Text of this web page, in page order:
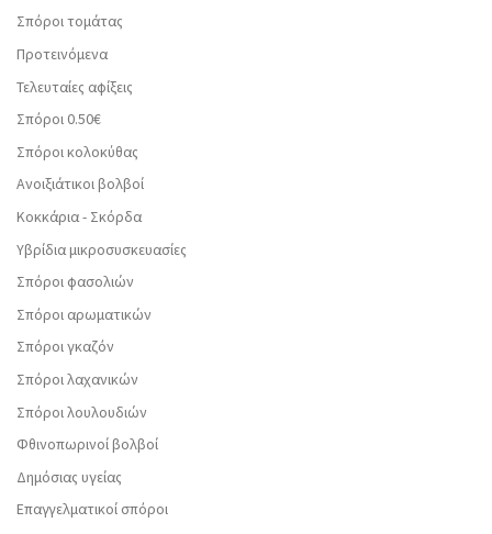
Σπόροι τομάτας
Προτεινόμενα
Τελευταίες αφίξεις
Σπόροι 0.50€
Σπόροι κολοκύθας
Ανοιξιάτικοι βολβοί
Κοκκάρια - Σκόρδα
Υβρίδια μικροσυσκευασίες
Σπόροι φασολιών
Σπόροι αρωματικών
Σπόροι γκαζόν
Σπόροι λαχανικών
Σπόροι λουλουδιών
Φθινοπωρινοί βολβοί
Δημόσιας υγείας
Επαγγελματικοί σπόροι